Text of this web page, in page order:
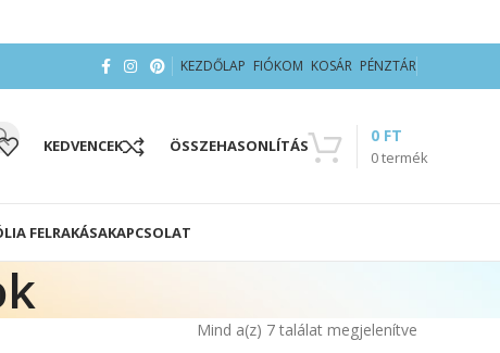
KEZDŐLAP FIÓKOM KOSÁR PÉNZTÁR
KEDVENCEK ÖSSZEHASONLÍTÁS
0termék
0 FT
FELRAKÁSAKAPCSOLAT
Mind a(z) 7 találat megjelenítve